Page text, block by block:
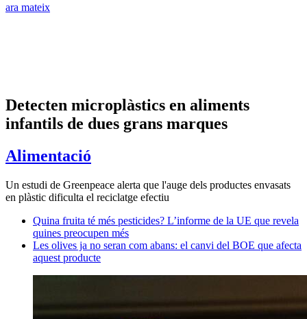
ara mateix
Detecten microplàstics en aliments
infantils de dues grans marques
Alimentació
Un estudi de Greenpeace alerta que l'auge dels productes envasats
en plàstic dificulta el reciclatge efectiu
Quina fruita té més pesticides? L’informe de la UE que revela
quines preocupen més
Les olives ja no seran com abans: el canvi del BOE que afecta
aquest producte